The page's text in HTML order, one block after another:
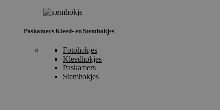
Paskamers Kleed- en Stemhokjes
Fotohokjes
Kleedhokjes
Paskamers
Stemhokjes